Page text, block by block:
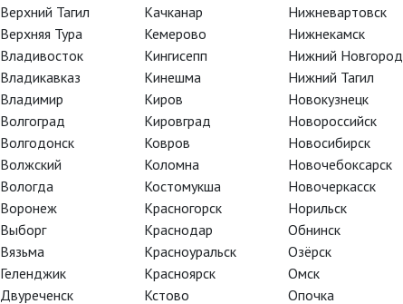
TheatreHD
АРТ-ЛЕКТОРИЙ В КИНО
Верхний Тагил
Верхняя Тура
Владивосток
Владикавказ
Владимир
Волгоград
Волгодонск
Волжский
Вологда
Воронеж
Выборг
Вязьма
Геленджик
Двуреченск
Качканар
Кемерово
Кингисепп
Кинешма
Киров
Кировград
Ковров
Коломна
Костомукша
Красногорск
Краснодар
Красноуральск
Красноярск
Кстово
Нижневартовск
Нижнекамск
Нижний Новгород
Нижний Тагил
Новокузнецк
Новороссийск
Новосибирск
Новочебоксарск
Новочеркасск
Норильск
Обнинск
Озёрск
Омск
Опочка